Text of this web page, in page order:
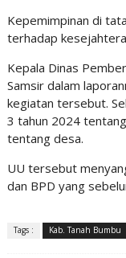
Kepemimpinan di
terhadap
Kepala Dinas
Samsir dalam
kegiatan tersebut.
3 tahun 2024
tentang desa.
UU tersebut
dan BPD yang
Tags : Kab. Tanah Bumbu